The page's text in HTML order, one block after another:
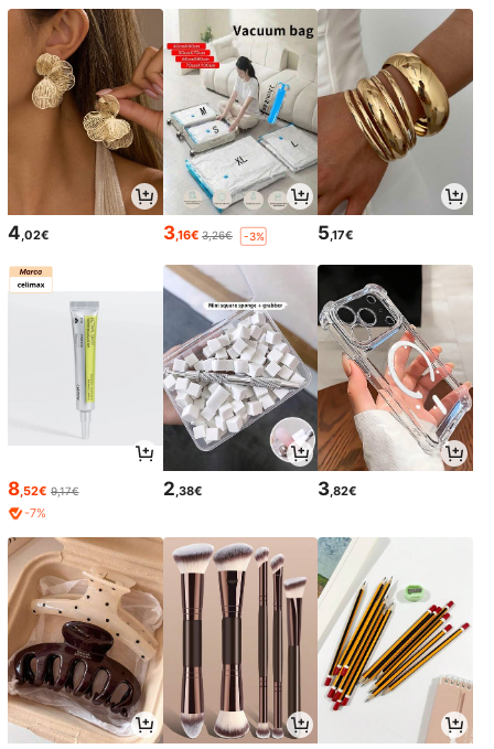
4,02€ 3,16€ 3,26€ -3% 5,17€
8,52€ 9,17€
-7%
2,38€ 3,82€